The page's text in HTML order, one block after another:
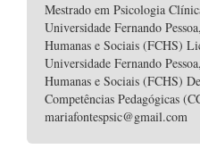
Mestrado em Psicologia
Universidade Fernando
Humanas e Sociais (FCHS)
Universidade Fernando
Humanas e Sociais (FCHS)
Competências Pedagógicas
mariafontespsic@gmail.com